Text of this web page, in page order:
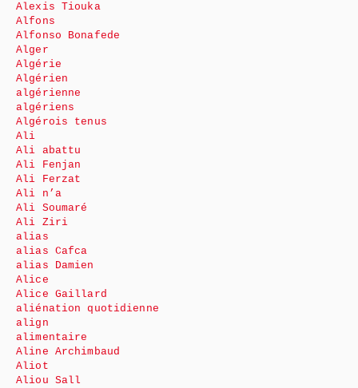
Alexis Tiouka
Alfons
Alfonso Bonafede
Alger
Algérie
Algérien
algérienne
algériens
Algérois tenus
Ali
Ali abattu
Ali Fenjan
Ali Ferzat
Ali n’a
Ali Soumaré
Ali Ziri
alias
alias Cafca
alias Damien
Alice
Alice Gaillard
aliénation quotidienne
align
alimentaire
Aline Archimbaud
Aliot
Aliou Sall